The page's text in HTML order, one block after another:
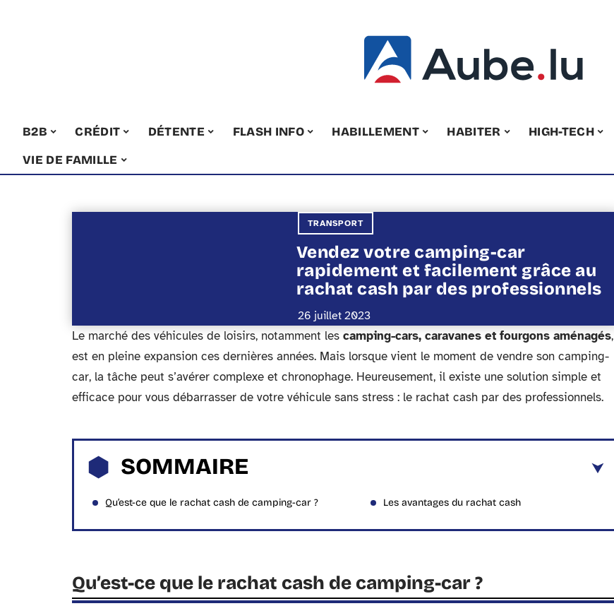
B2B CRÉDIT DÉTENTE FLASH INFO HABILLEMENT HABITER HIGH-TECH
VIE DE FAMILLE
TRANSPORT
Vendez votre camping-car
rapidement et facilement grâce au
rachat cash par des professionnels
26 juillet 2023
Le marché des véhicules de loisirs, notamment les camping-cars, caravanes et fourgons aménagés,
est en pleine expansion ces dernières années. Mais lorsque vient le moment de vendre son camping-
car, la tâche peut s’avérer complexe et chronophage. Heureusement, il existe une solution simple et
efficace pour vous débarrasser de votre véhicule sans stress : le rachat cash par des professionnels.
SOMMAIRE
Qu’est-ce que le rachat cash de camping-car ? Les avantages du rachat cash
Qu’est-ce que le rachat cash de camping-car ?